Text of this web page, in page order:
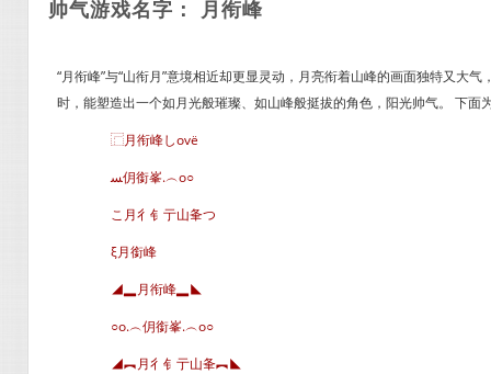
帅气游戏名字： 月衔峰
“月衔峰”与“山衔月”意境相近却更显灵动，月亮衔着山峰的画面独特又大
时，能塑造出一个如月光般璀璨、如山峰般挺拔的角色，阳光帅气。 下面
⿸月衔峰しovё
ﺴ仴銜峯.︵o○
こ月彳钅亍山夆つ
ξ月銜峰
◢▂月衔峰▂◣
○o.︵仴銜峯.︵o○
◢︻月彳钅亍山夆︻◣